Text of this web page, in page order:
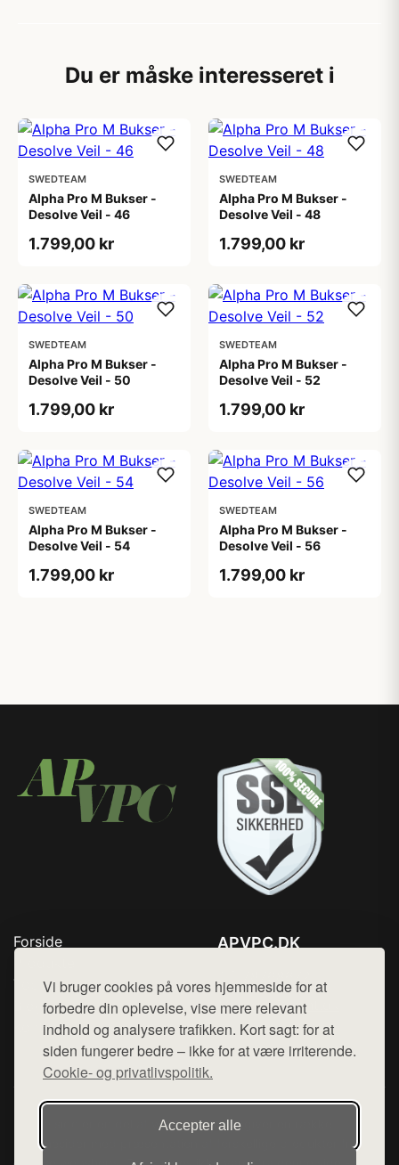
Vi bruger cookies på vores hjemmeside for at
forbedre din oplevelse, vise mere relevant
indhold og analysere trafikken. Kort sagt: for at
siden fungerer bedre – ikke for at være irriterende.
Cookie- og privatlivspolitik.
Accepter alle
Du er måske interesseret i
SWEDTEAM
Alpha Pro M Bukser -
Desolve Veil - 46
1.799,00 kr
SWEDTEAM
Alpha Pro M Bukser -
Desolve Veil - 48
1.799,00 kr
SWEDTEAM
Alpha Pro M Bukser -
Desolve Veil - 50
1.799,00 kr
SWEDTEAM
Alpha Pro M Bukser -
Desolve Veil - 52
1.799,00 kr
SWEDTEAM
Alpha Pro M Bukser -
Desolve Veil - 54
1.799,00 kr
SWEDTEAM
Alpha Pro M Bukser -
Desolve Veil - 56
1.799,00 kr
Forside
Top Rabatter
Blog
Kontakt
APVPC.DK
Mail: hej@want.dk
Cookie- og privatlivspolitik
Denne side er en del af want.dk, der udgiver en række
hjemmesider med præsentation af forskellige produkter fra